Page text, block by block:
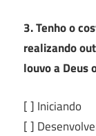
3. Tenho o
realizando
louvo a Deus
[ ] Iniciando
[ ]